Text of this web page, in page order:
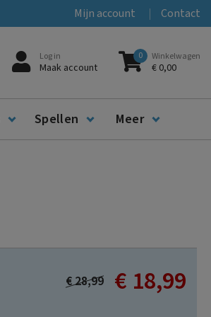
Mijn account Contact
Log in
Maak account
0 Winkelwagen
€ 0,00
Spellen Meer
Special
€ 18,99
€ 28,99